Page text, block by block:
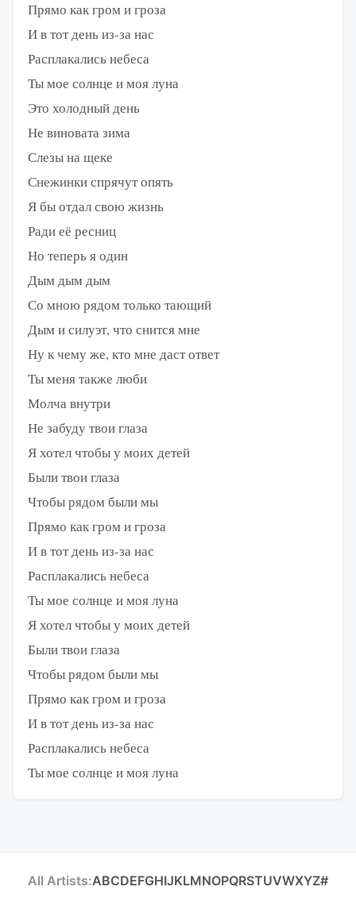
Прямо как гром и гроза
И в тот день из-за нас
Расплакались небеса
Ты мое солнце и моя луна
Это холодный день
Не виновата зима
Слезы на щеке
Снежинки спрячут опять
Я бы отдал свою жизнь
Ради её ресниц
Но теперь я один
Дым дым дым
Со мною рядом только тающий
Дым и силуэт, что снится мне
Ну к чему же, кто мне даст ответ
Ты меня также люби
Молча внутри
Не забуду твои глаза
Я хотел чтобы у моих детей
Были твои глаза
Чтобы рядом были мы
Прямо как гром и гроза
И в тот день из-за нас
Расплакались небеса
Ты мое солнце и моя луна
Я хотел чтобы у моих детей
Были твои глаза
Чтобы рядом были мы
Прямо как гром и гроза
И в тот день из-за нас
Расплакались небеса
Ты мое солнце и моя луна
All Artists:ABCDEFGHIJKLMNOPQRSTUVWXYZ#